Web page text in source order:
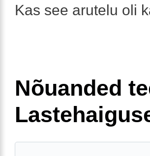
Kas see arutelu oli
Nõuanded